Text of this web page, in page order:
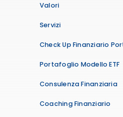
Valori
Servizi
Check Up Finanziario
Portafoglio Modello ETF
Consulenza Finanziaria
Coaching Finanziario